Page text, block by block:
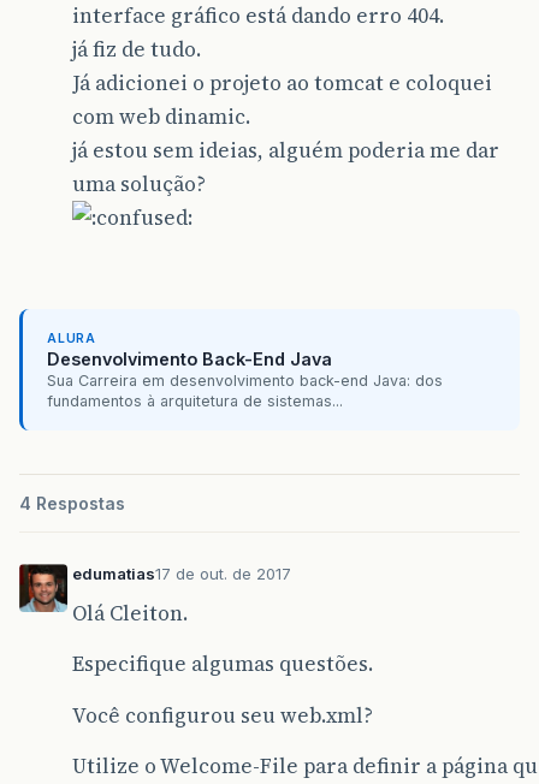
interface gráfico está dando erro 404.
já fiz de tudo.
Já adicionei o projeto ao tomcat e coloquei
com web dinamic.
já estou sem ideias, alguém poderia me dar
uma solução?
ALURA
Desenvolvimento Back-End Java
Sua Carreira em desenvolvimento back-end Java: dos
fundamentos à arquitetura de sistemas...
4 Respostas
edumatias17 de out. de 2017
Olá Cleiton.
Especifique algumas questões.
Você configurou seu web.xml?
Utilize o Welcome-File para definir a página